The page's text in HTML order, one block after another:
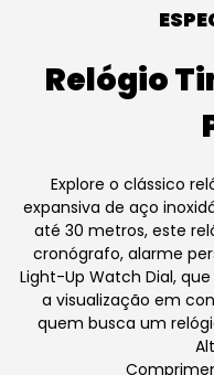
Relógio
Explore o clássico
expansiva de aço
até 30 metros, este
cronógrafo, alarme
Light-Up Watch Dial,
a visualização em
quem busca um